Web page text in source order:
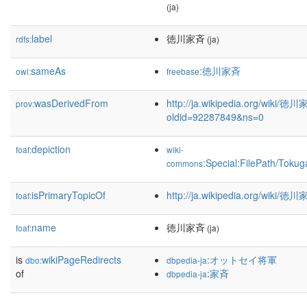
(ja)
rdfs:label 徳川家斉 (ja)
owl:sameAs freebase:徳川家斉
prov:wasDerivedFrom
http://ja.wikipedia.org/wiki/徳川
oldid=92287849&ns=0
foaf:depiction
wiki-
commons:Special:FilePath/
foaf:isPrimaryTopicOf http://ja.wikipedia.org/wiki/徳川
foaf:name 徳川家斉 (ja)
is dbo:wikiPageRedirects
of
dbpedia-ja:オットセイ将軍
dbpedia-ja:家斉